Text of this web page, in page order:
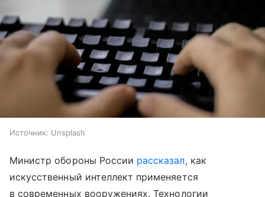
Источник: Unsplash
Министр обороны России рассказал, как
искусственный интеллект применяется
в современных вооружениях. Технологии